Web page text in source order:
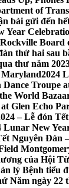
of
bài gửi đến
Year
Board
thứ hai sau
thư năm
Maryland2024
Troupe
World
Glen Echo
– Lễ đón
Lunar New
Nguyên Đán
của Hội
lý Bệnh tiểu
Năm ngày 22